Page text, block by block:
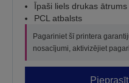
Īpaši liels drukas ātrums
PCL atbalsts
Pagariniet šī printera
nosacījumi, aktivizējiet